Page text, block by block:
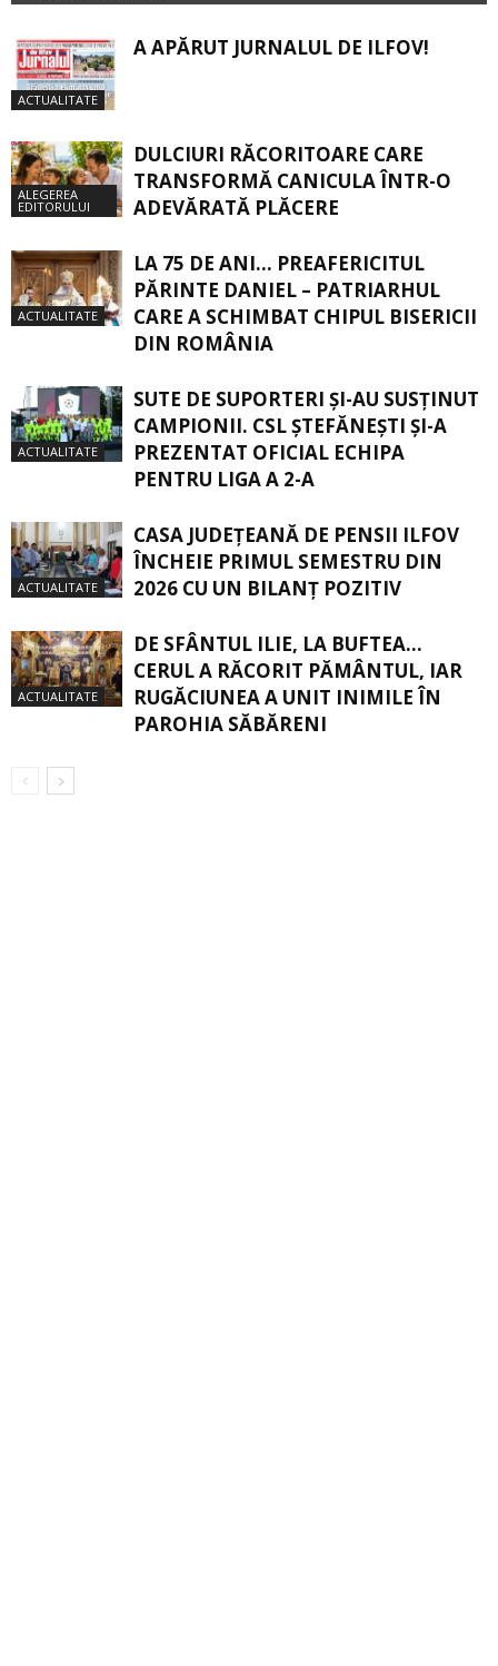
ACTUALITATE
A APĂRUT JURNALUL DE ILFOV!
ALEGEREA
EDITORULUI
DULCIURI RĂCORITOARE CARE
TRANSFORMĂ CANICULA ÎNTR-O
ADEVĂRATĂ PLĂCERE
ACTUALITATE
LA 75 DE ANI… PREAFERICITUL
PĂRINTE DANIEL – PATRIARHUL
CARE A SCHIMBAT CHIPUL BISERICII
DIN ROMÂNIA
ACTUALITATE
SUTE DE SUPORTERI ȘI-AU SUSȚINUT
CAMPIONII. CSL ȘTEFĂNEȘTI ȘI-A
PREZENTAT OFICIAL ECHIPA
PENTRU LIGA A 2-A
ACTUALITATE
CASA JUDEŢEANĂ DE PENSII ILFOV
ÎNCHEIE PRIMUL SEMESTRU DIN
2026 CU UN BILANŢ POZITIV
ACTUALITATE
DE SFÂNTUL ILIE, LA BUFTEA…
CERUL A RĂCORIT PĂMÂNTUL, IAR
RUGĂCIUNEA A UNIT INIMILE ÎN
PAROHIA SĂBĂRENI